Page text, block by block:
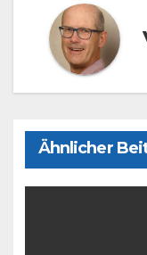
Ähnlicher